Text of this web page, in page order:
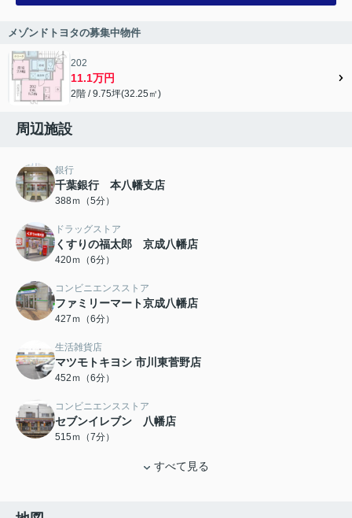
メゾンドトヨタの募集中物件
202
11.1万円
2階 / 9.75坪(32.25㎡)
周辺施設
銀行
千葉銀行 本八幡支店
388ｍ（5分）
ドラッグストア
くすりの福太郎 京成八幡店
420ｍ（6分）
コンビニエンスストア
ファミリーマート京成八幡店
427ｍ（6分）
生活雑貨店
マツモトキヨシ 市川東菅野店
452ｍ（6分）
コンビニエンスストア
セブンイレブン 八幡店
515ｍ（7分）
すべて見る